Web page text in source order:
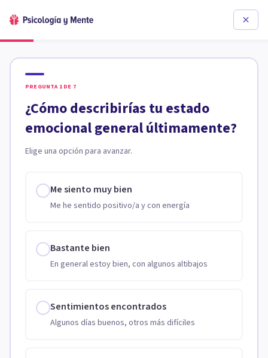
PREGUNTA 1 DE 7
¿Cómo describirías tu estado
emocional general últimamente?
Elige una opción para avanzar.
Me siento muy bien
Me he sentido positivo/a y con energía
Bastante bien
En general estoy bien, con algunos altibajos
Sentimientos encontrados
Algunos días buenos, otros más difíciles